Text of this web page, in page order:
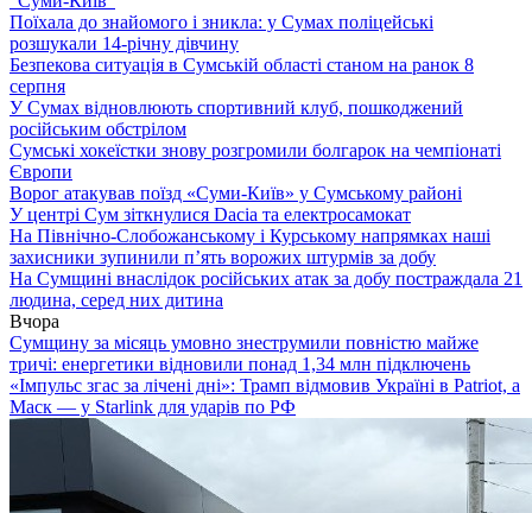
Поїхала до знайомого і зникла: у Сумах поліцейські
розшукали 14-річну дівчину
Безпекова ситуація в Сумській області станом на ранок 8
серпня
У Сумах відновлюють спортивний клуб, пошкоджений
російським обстрілом
Сумські хокеїстки знову розгромили болгарок на чемпіонаті
Європи
Ворог атакував поїзд «Суми-Київ» у Сумському районі
У центрі Сум зіткнулися Dacia та електросамокат
На Північно-Слобожанському і Курському напрямках наші
захисники зупинили п’ять ворожих штурмів за добу
На Сумщині внаслідок російських атак за добу постраждала 21
людина, серед них дитина
Вчора
Сумщину за місяць умовно знеструмили повністю майже
тричі: енергетики відновили понад 1,34 млн підключень
«Імпульс згас за лічені дні»: Трамп відмовив Україні в Patriot, а
Маск — у Starlink для ударів по РФ